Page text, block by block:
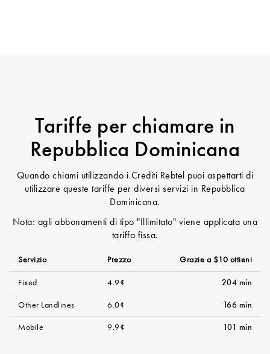
Tariffe per chiamare in
Repubblica Dominicana
Quando chiami utilizzando i Crediti Rebtel puoi aspettarti di
utilizzare queste tariffe per diversi servizi in Repubblica
Dominicana.
Nota: agli abbonamenti di tipo "Illimitato" viene applicata una
tariffa fissa.
Servizio Prezzo Grazie a $10 ottieni
Fixed 4.9¢ 204 min
Other Landlines 6.0¢ 166 min
Mobile 9.9¢ 101 min